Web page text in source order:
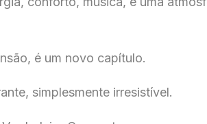
é um novo capítulo.
simplesmente irresistível.